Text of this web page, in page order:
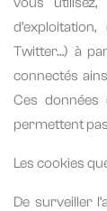
Twitter…) à
connectés
Ces
permettent
Les cookies
De surveiller